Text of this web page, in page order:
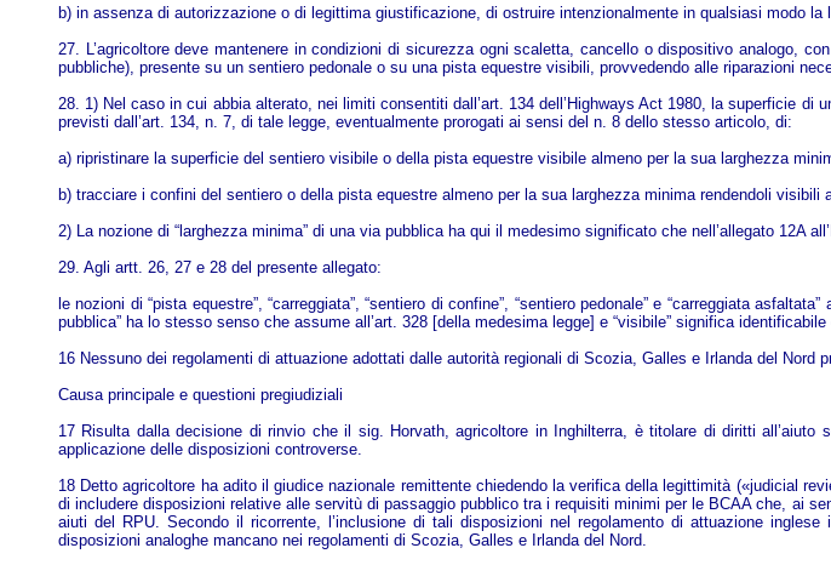
b) in assenza di autorizzazione o di legittima giustificazione, di ostruire intenzionalmente in qualsiasi modo
27. L’agricoltore deve mantenere in condizioni di sicurezza ogni scaletta, cancello o dispositivo analogo,
pubbliche), presente su un sentiero pedonale o su una pista equestre visibili, provvedendo alle riparazioni
28. 1) Nel caso in cui abbia alterato, nei limiti consentiti dall’art. 134 dell’Highways Act 1980, la superficie
previsti dall’art. 134, n. 7, di tale legge, eventualmente prorogati ai sensi del n. 8 dello stesso articolo, di:
a) ripristinare la superficie del sentiero visibile o della pista equestre visibile almeno per la sua larghezza
b) tracciare i confini del sentiero o della pista equestre almeno per la sua larghezza minima rendendoli visibili
2) La nozione di “larghezza minima” di una via pubblica ha qui il medesimo significato che nell’allegato 12A
29. Agli artt. 26, 27 e 28 del presente allegato:
le nozioni di “pista equestre”, “carreggiata”, “sentiero di confine”, “sentiero pedonale” e “carreggiata
pubblica” ha lo stesso senso che assume all’art. 328 [della medesima legge] e “visibile” significa
16 Nessuno dei regolamenti di attuazione adottati dalle autorità regionali di Scozia, Galles e Irlanda del
Causa principale e questioni pregiudiziali
17 Risulta dalla decisione di rinvio che il sig. Horvath, agricoltore in Inghilterra, è titolare di diritti
applicazione delle disposizioni controverse.
18 Detto agricoltore ha adito il giudice nazionale remittente chiedendo la verifica della legittimità («judicial
di includere disposizioni relative alle servitù di passaggio pubblico tra i requisiti minimi per le BCAA che, ai
aiuti del RPU. Secondo il ricorrente, l’inclusione di tali disposizioni nel regolamento di attuazione
disposizioni analoghe mancano nei regolamenti di Scozia, Galles e Irlanda del Nord.